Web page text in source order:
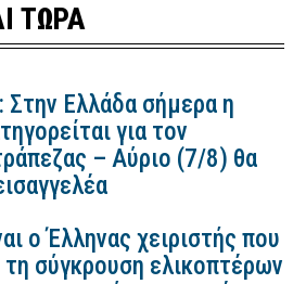
ΤΩΡΑ
Ελλάδα σήμερα η
για τον
– Αύριο (7/8) θα
ο Έλληνας χειριστής που
σύγκρουση ελικοπτέρων